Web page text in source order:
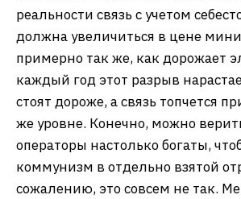
реальности связь с учетом
должна увеличиться в цене
примерно так же, как дорожает
каждый год этот разрыв
стоят дороже, а связь топчется
же уровне. Конечно, можно
операторы настолько богаты,
коммунизм в отдельно взятой
сожалению, это совсем не так.